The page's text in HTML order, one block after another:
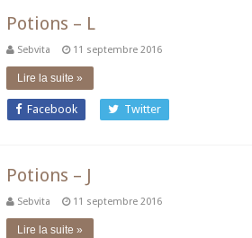
Potions – L
Sebvita 11 septembre 2016
Lire la suite »
Facebook Twitter
Potions – J
Sebvita 11 septembre 2016
Lire la suite »